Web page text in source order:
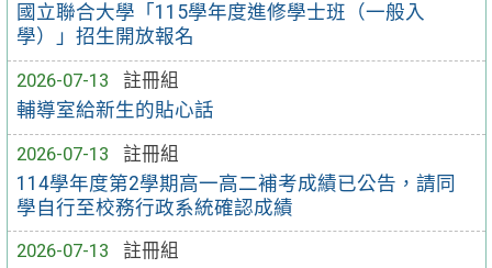
國立聯合大學「115學年度進修學士班（一般入
學）」招生開放報名
2026-07-13
註冊組
輔導室給新生的貼心話
2026-07-13
註冊組
114學年度第2學期高一高二補考成績已公告，請同
學自行至校務行政系統確認成績
2026-07-13
註冊組